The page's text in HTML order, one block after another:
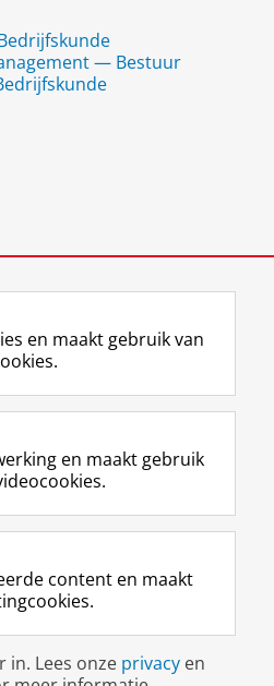
— Bestuur
F
a
e
b
o
p
a
i
n
L
i
k
e
I
-
p
g
i
R
S
-
f
e
R
k
s
I
n
t
r
m
c
c
Y
o
T
e
k
a
a
Inloggen
en maakt gebruik van
en maakt gebruik
content en maakt
in. Lees onze privacy en